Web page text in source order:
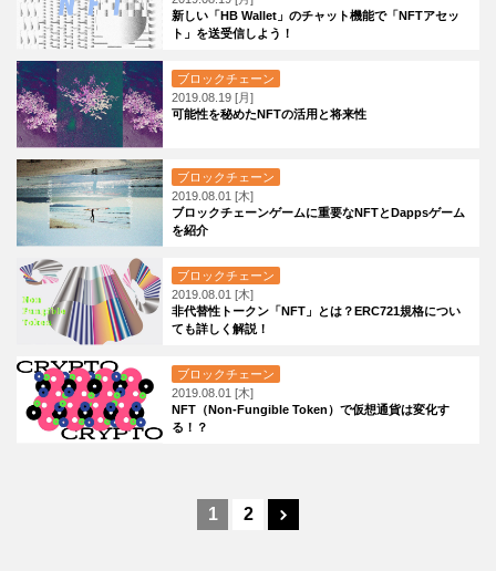
新しい「HB Wallet」のチャット機能で「NFTアセッ
ト」を送受信しよう！
ブロックチェーン
2019.08.19 [月]
可能性を秘めたNFTの活用と将来性
ブロックチェーン
2019.08.01 [木]
ブロックチェーンゲームに重要なNFTとDappsゲーム
を紹介
ブロックチェーン
2019.08.01 [木]
非代替性トークン「NFT」とは？ERC721規格につい
ても詳しく解説！
ブロックチェーン
2019.08.01 [木]
NFT（Non-Fungible Token）で仮想通貨は変化す
る！？
1 2